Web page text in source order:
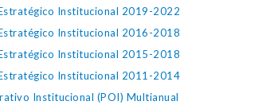
Institucional 2019-2022
Institucional 2016-2018
Institucional 2015-2018
Institucional 2011-2014
Institucional (POI) Multianual